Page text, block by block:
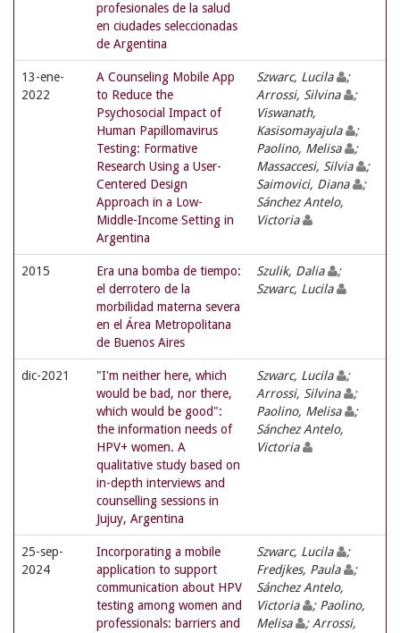
profesionales de la salud
en ciudades seleccionadas
de Argentina
13-ene-
2022
A Counseling Mobile App
to Reduce the
Psychosocial Impact of
Human Papillomavirus
Testing: Formative
Research Using a User-
Centered Design
Approach in a Low-
Middle-Income Setting in
Argentina
Szwarc, Lucila
;
Arrossi, Silvina
;
Viswanath,
Kasisomayajula
;
Paolino, Melisa
;
Massaccesi, Silvia
;
Saimovici, Diana
;
Sánchez Antelo,
Victoria
2015
Era una bomba de tiempo:
el derrotero de la
morbilidad materna severa
en el Área Metropolitana
de Buenos Aires
Szulik, Dalia
;
Szwarc, Lucila
dic-2021
"I'm neither here, which
would be bad, nor there,
which would be good":
the information needs of
HPV+ women. A
qualitative study based on
in-depth interviews and
counselling sessions in
Jujuy, Argentina
Szwarc, Lucila
;
Arrossi, Silvina
;
Paolino, Melisa
;
Sánchez Antelo,
Victoria
25-sep-
2024
Incorporating a mobile
application to support
communication about HPV
testing among women and
professionals: barriers and
Szwarc, Lucila
;
Fredjkes, Paula
;
Sánchez Antelo,
Victoria
; Paolino,
Melisa
; Arrossi,